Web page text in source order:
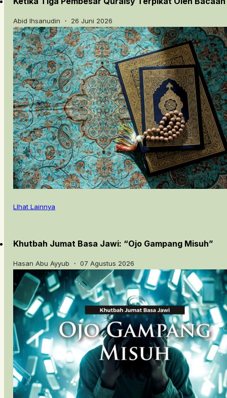
Abid Ihsanudin ・ 26 Juni 2026
LIhat Lainnya
Khutbah Jumat Basa Jawi: “Ojo Gampang Misuh”
Hasan Abu Ayyub ・ 07 Agustus 2026